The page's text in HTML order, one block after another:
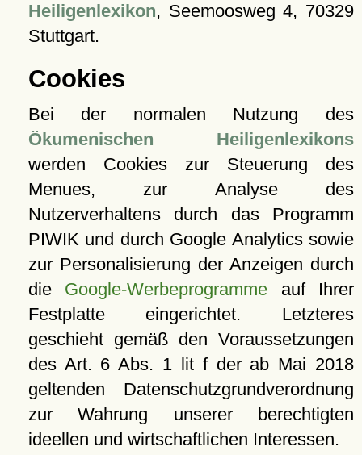
Heiligenlexikon, Seemoosweg 4, 70329
Stuttgart.
Cookies
Bei der normalen Nutzung des
Ökumenischen Heiligenlexikons
werden Cookies zur Steuerung des
Menues, zur Analyse des
Nutzerverhaltens durch das Programm
PIWIK und durch Google Analytics sowie
zur Personalisierung der Anzeigen durch
die Google-Werbeprogramme auf Ihrer
Festplatte eingerichtet. Letzteres
geschieht gemäß den Voraussetzungen
des Art. 6 Abs. 1 lit f der ab Mai 2018
geltenden Datenschutzgrundverordnung
zur Wahrung unserer berechtigten
ideellen und wirtschaftlichen Interessen.